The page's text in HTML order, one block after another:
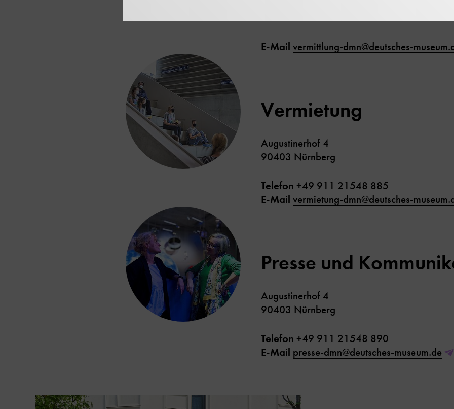
E-Mail vermittlung-dmn@deutsches-
Vermietung
Augustinerhof 4
90403 Nürnberg
Telefon +49 911 21548 885
E-Mail vermietung-dmn@deutsches-
Presse und
Augustinerhof 4
90403 Nürnberg
Telefon +49 911 21548 890
E-Mail presse-dmn@deutsches-museum.de